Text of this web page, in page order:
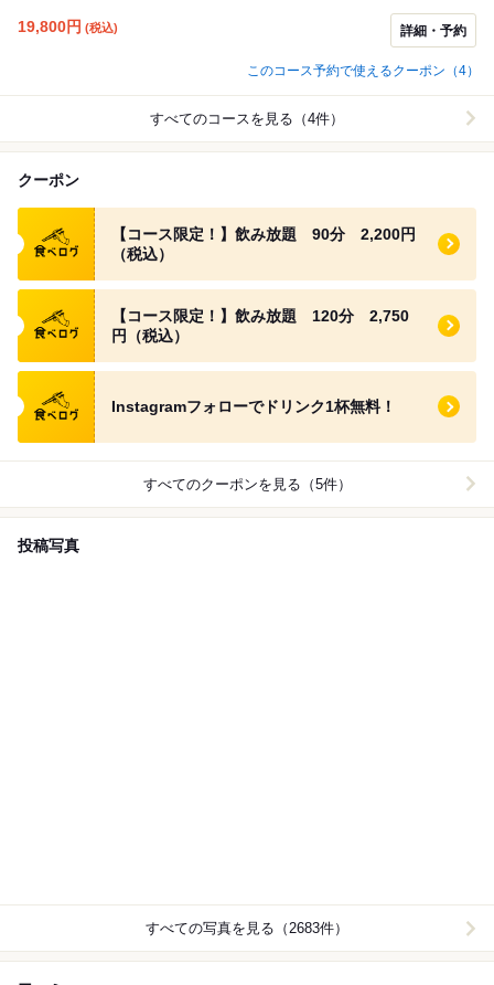
19,800円 (税込) 詳細・予約
このコース予約で使えるクーポン（4）
すべてのコースを見る（4件）
クーポン
食べログ クーポン
【コース限定！】飲み放題 90分 2,200円
（税込）
食べログ クーポン
【コース限定！】飲み放題 120分 2,750
円（税込）
食べログ クーポン
Instagramフォローでドリンク1杯無料！
すべてのクーポンを見る（5件）
投稿写真
すべての写真を見る（2683件）